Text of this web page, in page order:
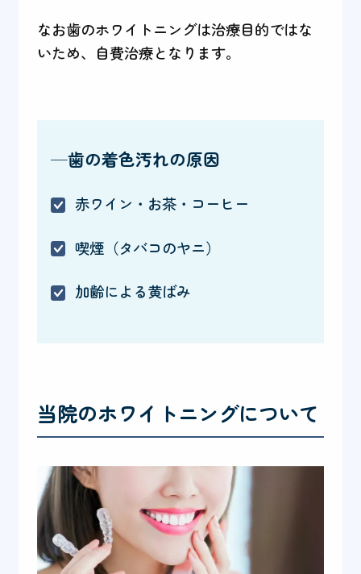
なお歯のホワイトニングは治療目的ではな
いため、自費治療となります。
─歯の着色汚れの原因
赤ワイン・お茶・コーヒー
喫煙（タバコのヤニ）
加齢による黄ばみ
当院のホワイトニングについて